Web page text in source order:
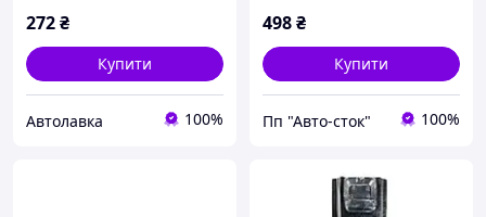
272₴
Купити
Автолавка 100%
498₴
Купити
Пп "Авто-сток" 100%